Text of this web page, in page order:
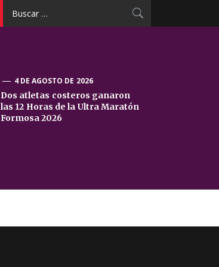
4 DE AGOSTO DE 2026
Dos atletas costeros ganaron
las 12 Horas de la Ultra Maratón
Formosa 2026